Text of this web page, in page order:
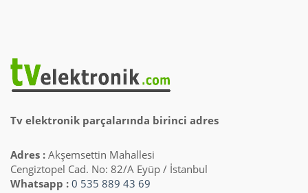
Tv elektronik parçalarında birinci adres
Adres : Akşemsettin Mahallesi
Cengiztopel Cad. No: 82/A Eyüp / İstanbul
Whatsapp : 0 535 889 43 69